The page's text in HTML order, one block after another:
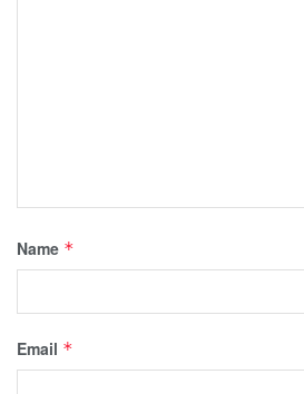
Name *
Email *